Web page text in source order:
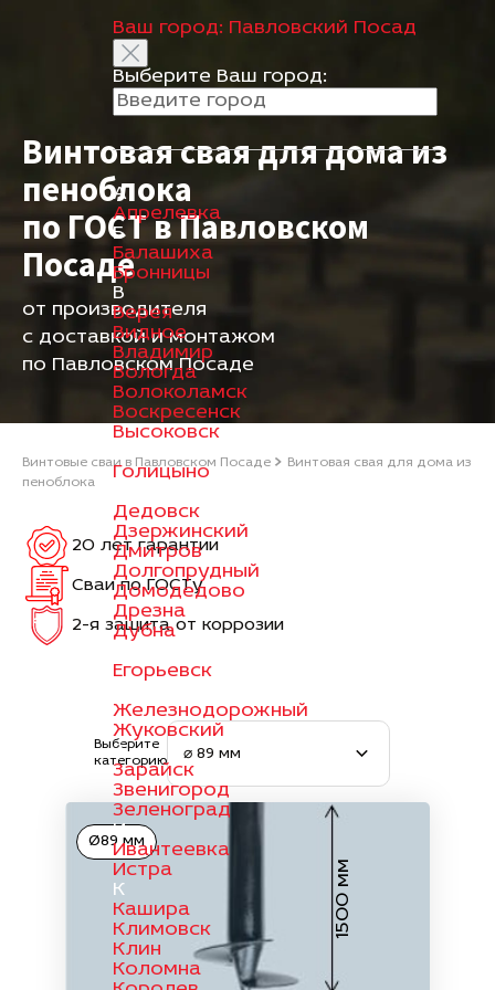
Ваш город: Павловский Посад
Выберите Ваш город:
А
Апрелевка
Б
Балашиха
Бронницы
В
Верея
Видное
Владимир
Вологда
Волоколамск
Воскресенск
Высоковск
Голицыно
Дедовск
Дзержинский
Дмитров
Долгопрудный
Домодедово
Дрезна
Дубна
Егорьевск
Железнодорожный
Жуковский
З
Зарайск
Звенигород
Зеленоград
И
Ивантеевка
Истра
К
Кашира
Климовск
Клин
Коломна
Винтовая свая для дома из
пеноблока
по ГОСТ в Павловском
Посаде
от производителя
с доставкой и монтажом
по Павловском Посаде
Винтовые сваи в Павловском Посаде
Винтовая свая для дома из
пеноблока
20 лет гарантии
Сваи по ГОСТу
2-я защита от коррозии
Выберите
категорию
⌀ 89 мм
1500 мм
Ø89 мм